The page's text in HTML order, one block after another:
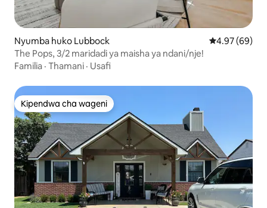
Nyumba huko Lubbock Ukadiriaji wa
4.97 (69)
The Pops, 3/2 maridadi ya maisha ya ndani/nje!
Familia · Thamani · Usafi
Kipendwa cha wageni
Kipendwa cha wageni